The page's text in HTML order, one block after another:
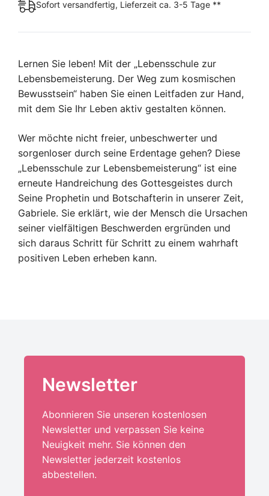
Sofort versandfertig, Lieferzeit ca. 3-5 Tage **
Lernen Sie leben! Mit der „Lebensschule zur
Lebensbemeisterung. Der Weg zum kosmischen
Bewusstsein“ haben Sie einen Leitfaden zur Hand,
mit dem Sie Ihr Leben aktiv gestalten können.
Wer möchte nicht freier, unbeschwerter und
sorgenloser durch seine Erdentage gehen? Diese
„Lebensschule zur Lebensbemeisterung“ ist eine
erneute Handreichung des Gottesgeistes durch
Seine Prophetin und Botschafterin in unserer Zeit,
Gabriele. Sie erklärt, wie der Mensch die Ursachen
seiner vielfältigen Beschwerden ergründen und
sich daraus Schritt für Schritt zu einem wahrhaft
positiven Leben erheben kann.
Newsletter
Abonnieren Sie unseren kostenlosen
Newsletter und verpassen Sie keine
Neuigkeit mehr. Sie können den
Newsletter jederzeit kostenlos
abbestellen.